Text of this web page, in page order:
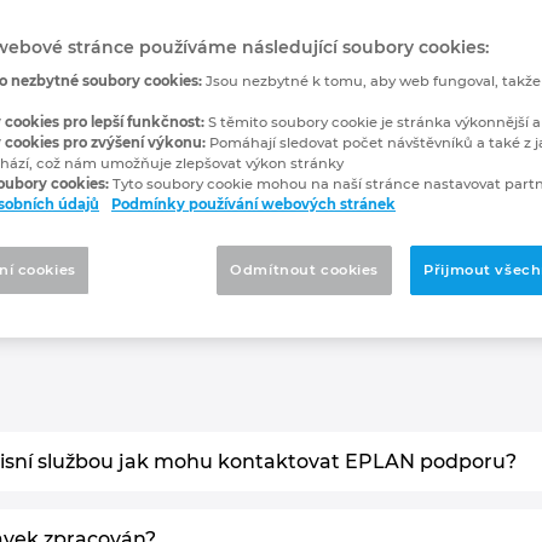
kladené otázky
vyřešení požadavků
službou jak mohu kontaktovat EPLAN podporu?
stránce používáme následující soubory cookies:
nezbytné soubory cookies: Jsou nezbytné k tomu, aby web fungoval,
cookies pro lepší funkčnost: S těmito soubory cookie je stránka výkonnější
cookies pro zvýšení výkonu: Pomáhají sledovat počet návštěvníků a také z
což nám umožňuje zlepšovat výkon stránky
cookies: Tyto soubory cookie mohou na naší stránce nastavovat
údajů
Podmínky používání webových stránek
Odmítnout cookies Přijmout
cookies